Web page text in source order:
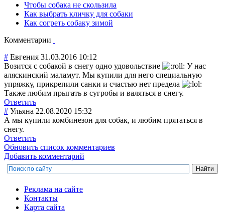
Чтобы собака не скользила
Как выбрать кличку для собаки
Как согреть собаку зимой
Комментарии
# Евгения 31.03.2016 10:12
Возится с собакой в снегу одно удовольствие
У нас
аляскинский маламут. Мы купили для него специальную
упряжку, прикрепили санки и счастью нет предела
Также любим прыгать в сугробы и валяться в снегу.
Ответить
# Ульяна 22.08.2020 15:32
А мы купили комбинезон для собак, и любим прятаться в
снегу.
Ответить
Обновить список комментариев
Добавить комментарий
Реклама на сайте
Контакты
Карта сайта